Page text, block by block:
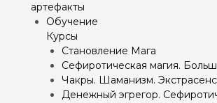
артефакты
Обучение
Курсы
Становление Мага
Сефиротическая магия.
Чакры. Шаманизм.
Денежный эгрегор.